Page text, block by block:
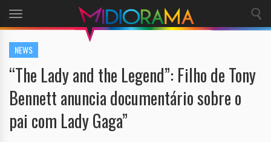
Toggle
navigation
NEWS
“The Lady and the Legend”: Filho de Tony
Bennett anuncia documentário sobre o
pai com Lady Gaga”